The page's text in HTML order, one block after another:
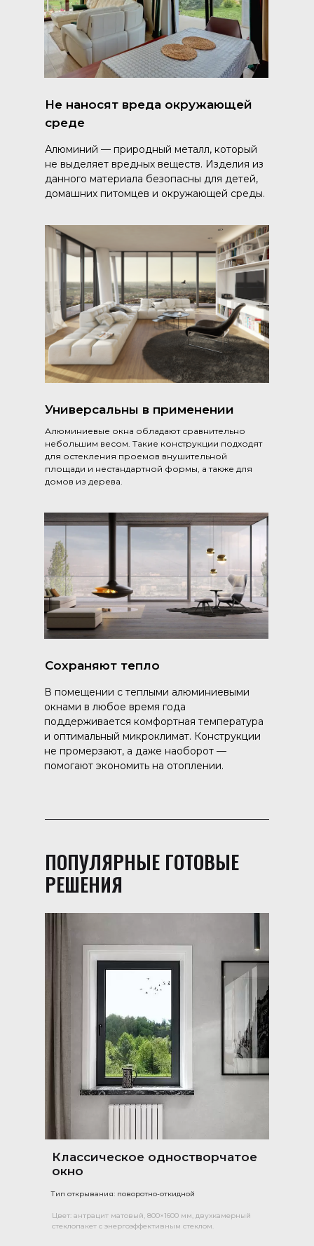
Не наносят вреда окружающей
среде
Алюминий — природный металл, который
не выделяет вредных веществ. Изделия из
данного материала безопасны для детей,
домашних питомцев и окружающей среды.
Сохраняют тепло
В помещении с теплыми алюминиевыми
окнами в любое время года
поддерживается комфортная температура
и оптимальный микроклимат. Конструкции
не промерзают, а даже наоборот —
помогают экономить на отоплении.
Универсальны в применении
Алюминиевые окна обладают сравнительно
небольшим весом. Такие конструкции подходят
для остекления проемов внушительной
площади и нестандартной формы, а также для
домов из дерева.
Классическое одностворчатое
окно
Тип открывания: поворотно-откидной
Цвет: антрацит матовый, 800×1600 мм, двухкамерный
стеклопакет с энергоэффективным стеклом.
ПОПУЛЯРНЫЕ ГОТОВЫЕ
РЕШЕНИЯ